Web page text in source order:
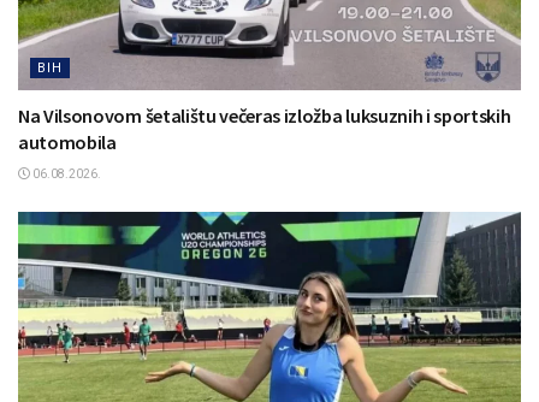
BIH
Na Vilsonovom šetalištu večeras izložba luksuznih i sportskih
automobila
06.08.2026.